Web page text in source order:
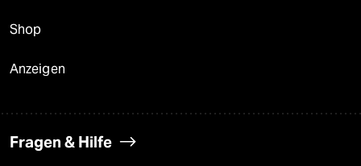
Shop
Anzeigen
Fragen & Hilfe